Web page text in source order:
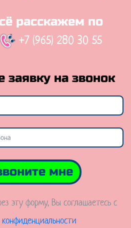
расскажем по
+7 (965) 280 30 55
заявку на звонок
мне
эту форму, Вы соглашаетесь с